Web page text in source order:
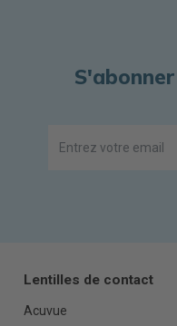
Lentilles de contact
Acuvue